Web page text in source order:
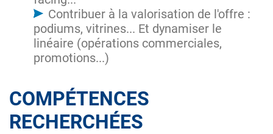
Contribuer à la valorisation de l'offre :
podiums, vitrines... Et dynamiser le
linéaire (opérations commerciales,
promotions...)
COMPÉTENCES
RECHERCHÉES